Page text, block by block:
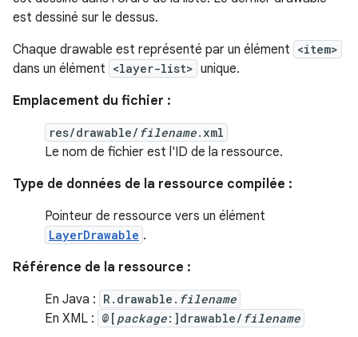
est dessiné sur le dessus.
Chaque drawable est représenté par un élément <item>
dans un élément <layer-list> unique.
Emplacement du fichier :
res/drawable/ filename.xml
Le nom de fichier est l'ID de la ressource.
Type de données de la ressource compilée :
Pointeur de ressource vers un élément
LayerDrawable .
Référence de la ressource :
En Java : R.drawable. filename
En XML : @[ package:]drawable/ filename